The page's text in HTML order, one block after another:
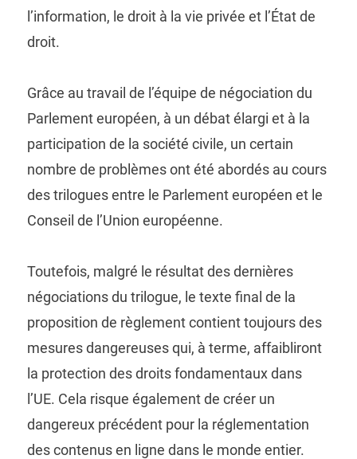
l’information, le droit à la vie privée et l’État de
droit.
Grâce au travail de l’équipe de négociation du
Parlement européen, à un débat élargi et à la
participation de la société civile, un certain
nombre de problèmes ont été abordés au cours
des trilogues entre le Parlement européen et le
Conseil de l’Union européenne.
Toutefois, malgré le résultat des dernières
négociations du trilogue, le texte final de la
proposition de règlement contient toujours des
mesures dangereuses qui, à terme, affaibliront
la protection des droits fondamentaux dans
l’UE. Cela risque également de créer un
dangereux précédent pour la réglementation
des contenus en ligne dans le monde entier.